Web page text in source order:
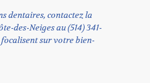
dentaires, contactez la
des-Neiges au (514) 341-
sur votre bien-